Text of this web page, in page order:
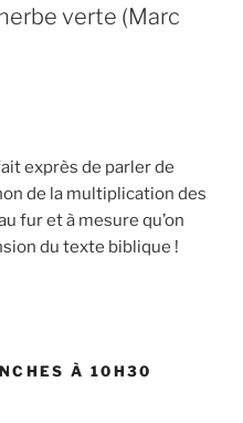
verte (Marc
exprès de parler de
de la multiplication des
fur et à mesure qu’on
du texte biblique !
À 10H30